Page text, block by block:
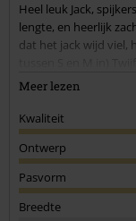
Heel leuk Jack,
lengte, en heerlijk
dat het jack wijd viel,
best smal, vooral rond
Meer lezen
Kwaliteit
Ontwerp
Pasvorm
Breedte